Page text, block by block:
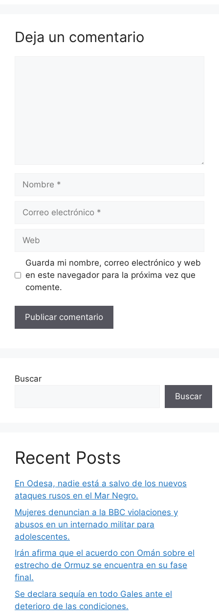
Deja un comentario
electrónico
Guarda mi nombre, correo electrónico y web
en este navegador para la próxima vez que
comente.
Buscar
Buscar
Recent Posts
En Odesa, nadie está a salvo de los nuevos
ataques rusos en el Mar Negro.
Mujeres denuncian a la BBC violaciones y
abusos en un internado militar para
adolescentes.
Irán afirma que el acuerdo con Omán sobre el
estrecho de Ormuz se encuentra en su fase
final.
Se declara sequía en todo Gales ante el
deterioro de las condiciones.